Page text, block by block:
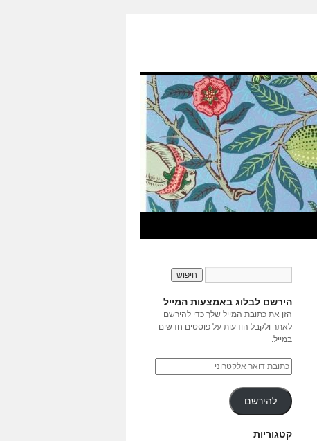
הירשם לבלוג באמצעות המייל
הזן את כתובת המייל שלך כדי להירשם
לאתר ולקבל הודעות על פוסטים חדשים
במייל.
להירשם
קטגוריות